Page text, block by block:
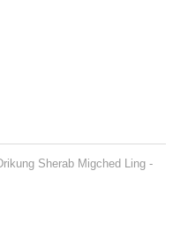
Sherab Migched Ling -